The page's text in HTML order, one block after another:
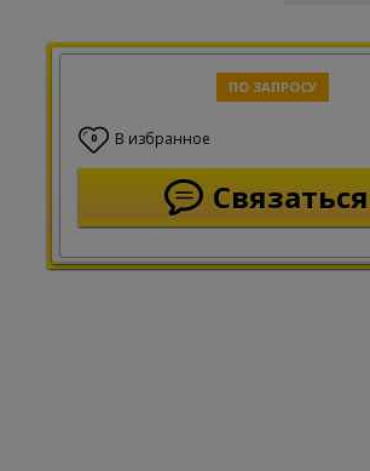
ПО ЗАПРОСУ
0 В избранное
Связаться